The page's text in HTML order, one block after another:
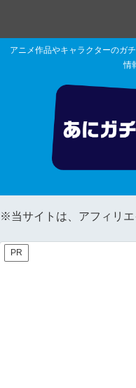
アニメ作品やキャラクターのガ
情
※当サイトは、アフィリ
PR